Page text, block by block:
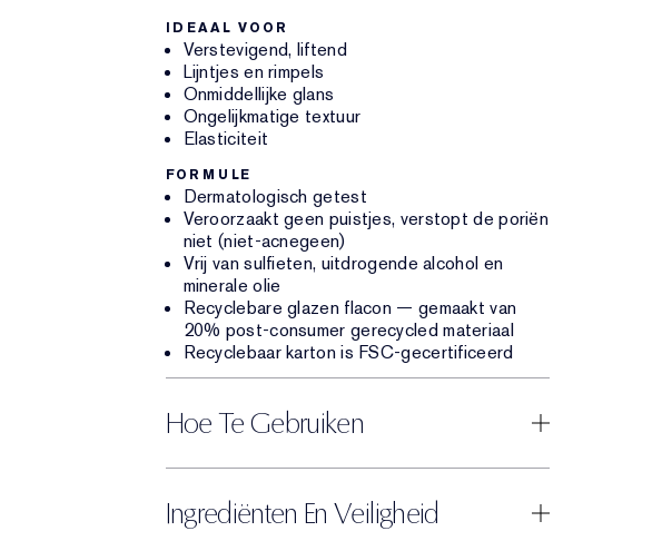
IDEAAL VOOR
Verstevigend, liftend
Lijntjes en rimpels
Onmiddellijke glans
Ongelijkmatige textuur
Elasticiteit
FORMULE
Dermatologisch getest
Veroorzaakt geen puistjes, verstopt de poriën
niet (niet-acnegeen)
Vrij van sulfieten, uitdrogende alcohol en
minerale olie
Recyclebare glazen flacon — gemaakt van
20% post-consumer gerecycled materiaal
Recyclebaar karton is FSC-gecertificeerd
Hoe Te Gebruiken
Ingrediënten En Veiligheid